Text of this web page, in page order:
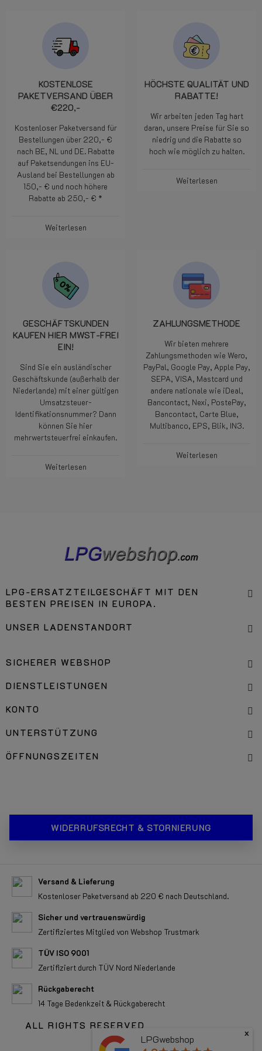
KOSTENLOSE
PAKETVERSAND ÜBER
€220,-
Kostenloser Paketversand für
Bestellungen über 220,- €
nach BE, NL und DE. Rabatte
auf Paketsendungen ins EU-
Ausland bei Bestellungen ab
150,- € und noch höhere
Rabatte ab 250,- € *
Weiterlesen
HÖCHSTE QUALITÄT UND
RABATTE!
Wir arbeiten jeden Tag hart
daran, unsere Preise für Sie so
niedrig und die Rabatte so
hoch wie möglich zu halten.
Weiterlesen
GESCHÄFTSKUNDEN
KAUFEN HIER MWST-FREI
EIN!
Sind Sie ein ausländischer
Geschäftskunde (außerhalb der
Niederlande) mit einer gültigen
Umsatzsteuer-
Identifikationsnummer? Dann
können Sie hier
mehrwertsteuerfrei einkaufen.
Weiterlesen
ZAHLUNGSMETHODE
Wir bieten mehrere
Zahlungsmethoden wie Wero,
PayPal, Google Pay, Apple Pay,
SEPA, VISA, Mastcard und
andere nationale wie iDeal,
Bancontact, Nexi, PostePay,
Bancontact, Carte Blue,
Multibanco, EPS, Blik, IN3.
Weiterlesen
LPG-ERSATZTEILGESCHÄFT MIT DEN
BESTEN PREISEN IN EUROPA.
UNSER LADENSTANDORT
SICHERER WEBSHOP
DIENSTLEISTUNGEN
KONTO
UNTERSTÜTZUNG
ÖFFNUNGSZEITEN
WIDERRUFSRECHT & STORNIERUNG
Versand & Lieferung
Kostenloser Paketversand ab 220 € nach Deutschland.
Sicher und vertrauenswürdig
Zertifiziertes Mitglied von Webshop Trustmark
TÜV ISO 9001
Zertifiziert durch TÜV Nord Niederlande
Rückgaberecht
14 Tage Bedenkzeit & Rückgaberecht
ALL RIGHTS RESERVED
LPGwebshop x